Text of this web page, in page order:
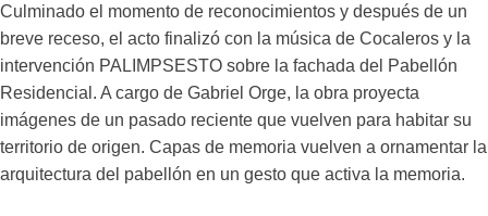
Culminado el momento de reconocimientos y después de un
breve receso, el acto finalizó con la música de Cocaleros y la
intervención PALIMPSESTO sobre la fachada del Pabellón
Residencial. A cargo de Gabriel Orge, la obra proyecta
imágenes de un pasado reciente que vuelven para habitar su
territorio de origen. Capas de memoria vuelven a ornamentar la
arquitectura del pabellón en un gesto que activa la memoria.